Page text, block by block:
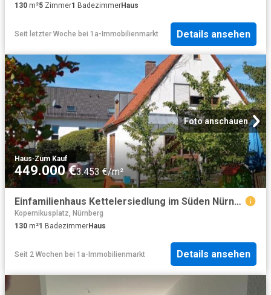
130 m²5 Zimmer1 BadezimmerHaus
Seit letzter Woche bei 1a-Immobilienmarkt Details ansehen
Foto anschauen
Haus·Zum Kauf
449.000 €3.453 €/m²
Einfamilienhaus Kettelersiedlung im Süden Nürnberg
Kopernikusplatz, Nürnberg
130 m²1 BadezimmerHaus
Seit 2 Wochen bei 1a-Immobilienmarkt Details ansehen